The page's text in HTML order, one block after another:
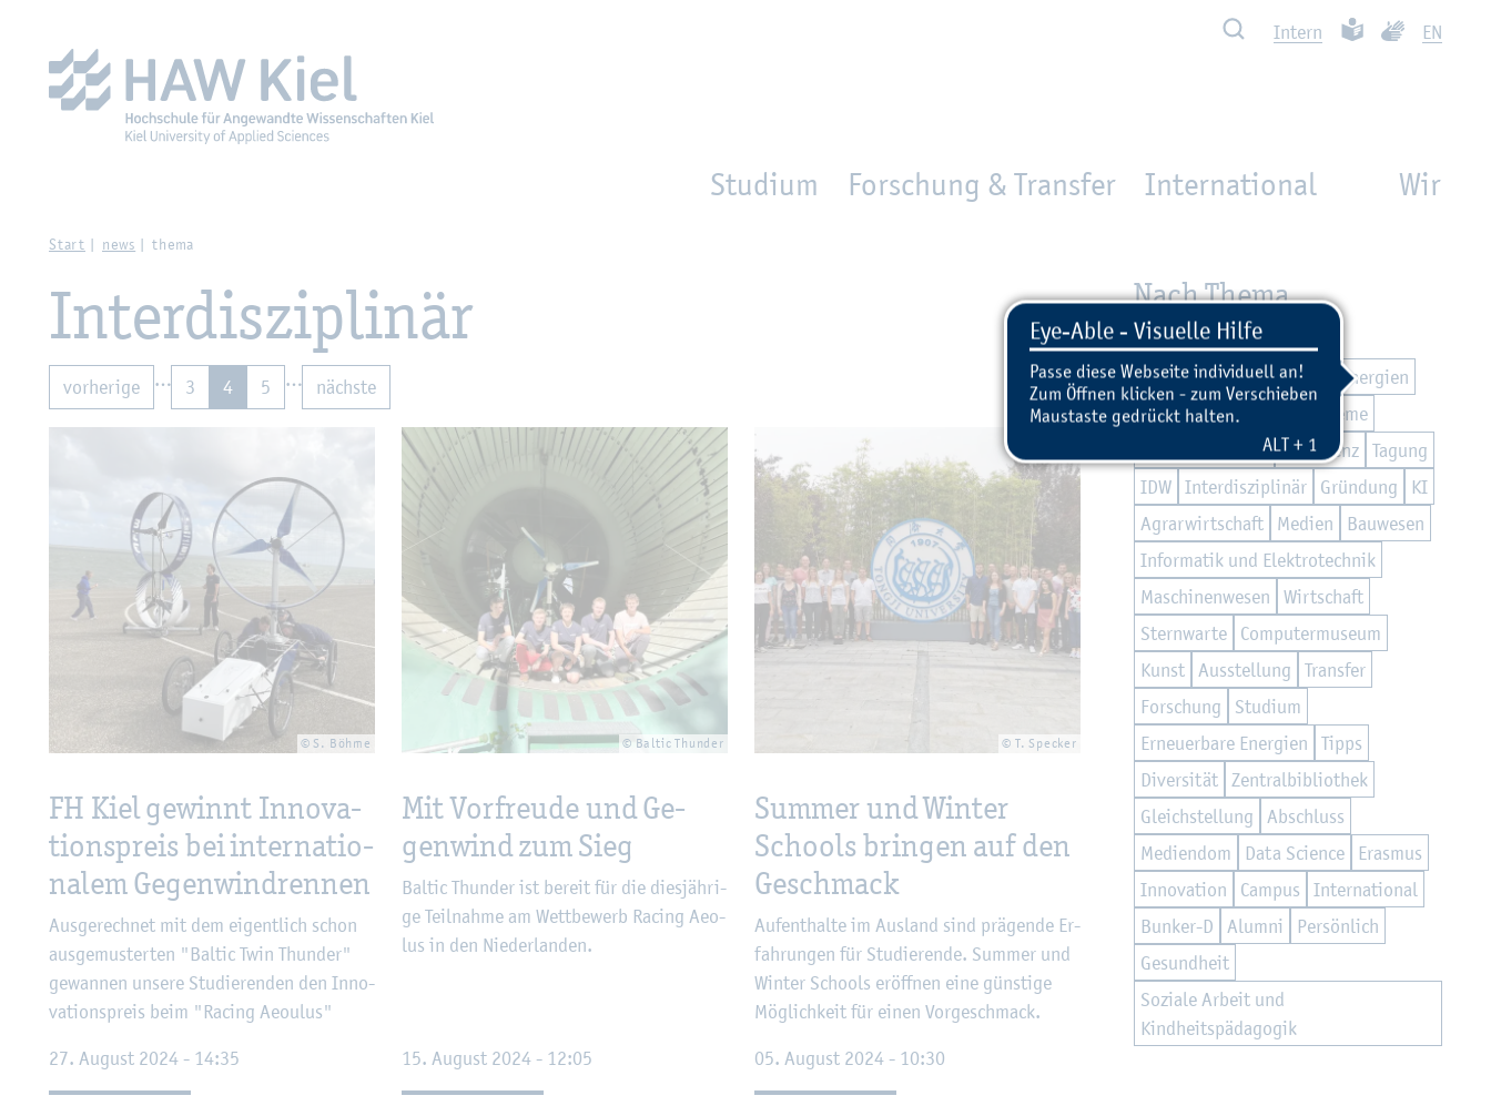
Such­ben In­tern Leich­te Spra­che
EN
Studium Forschung & Transfer International Wir
Start news thema
In­ter­dis­zi­pli­när
vor­he­ri­ge … 3 4 5 … nächs­te
© S. Böhme
FH Kiel ge­winnt In­no­va­
ti­ons­preis bei in­ter­na­tio­
na­lem Ge­gen­wind­ren­nen
Aus­ge­rech­net mit dem ei­gent­lich schon
aus­ge­mus­ter­ten "Bal­tic Twin Thun­der"
ge­wan­nen un­se­re Stu­die­ren­den den In­no­
va­ti­ons­preis beim "Ra­cing Aeo­u­lus"
27. Au­gust 2024 - 14:35
© Bal­tic Thun­der
Mit Vor­freu­de und Ge­
gen­wind zum Sieg
Bal­tic Thun­der ist be­reit für die dies­jäh­ri­
ge Teil­nah­me am Wett­be­werb Ra­cing Aeo­
lus in den Nie­der­lan­den.
15. Au­gust 2024 - 12:05
© T. Spe­cker
Sum­mer und Win­ter
Schools brin­gen auf den
Ge­schmack
Auf­ent­hal­te im Aus­land sind prä­gen­de Er­
fah­run­gen für Stu­die­ren­de. Sum­mer und
Win­ter Schools er­öff­nen eine güns­ti­ge
Mög­lich­keit für einen Vor­ge­schmack.
05. Au­gust 2024 - 10:30
Nach Thema
Nach­hal­tig­keit
Di­gi­ta­li­sie­rung Zu­kunfts­en­er­gi­en
Mo­bi­li­tät Ma­ri­ti­me Sys­te­me
Ex­zel­len­te Lehre
Kon­fe­renz Ta­gung
IDW In­ter­dis­zi­pli­när Grün­dung
KI
Agrar­wirt­schaft
Me­di­en
Bau­we­sen
In­for­ma­tik und Elek­tro­tech­nik
Ma­schi­nen­we­sen
Wirt­schaft
Stern­war­te
Com­pu­ter­mu­se­um
Kunst
Aus­stel­lung
Trans­fer
For­schung
Stu­di­um
Er­neu­er­ba­re En­er­gi­en
Tipps
Di­ver­si­tät
Zen­tral­bi­blio­thek
Gleich­stel­lung
Ab­schluss
Me­di­en­dom
Data Sci­ence
Eras­mus
In­no­va­ti­on
Cam­pus
In­ter­na­tio­nal
Bun­ker-D
Alum­ni
Per­sön­lich
Ge­sund­heit
So­zia­le Ar­beit und
Kind­heits­päd­ago­gik